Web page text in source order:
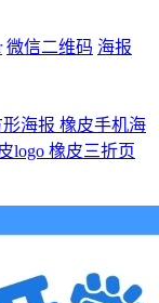
微信二维码 海报
海报 橡皮手机海
logo 橡皮三折页